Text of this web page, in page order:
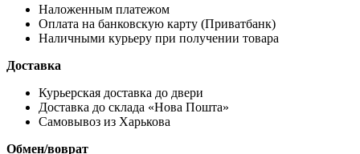
Наложенным платежом
Оплата на банковскую карту (Приватбанк)
Наличными курьеру при получении товара
Доставка
Курьерская доставка до двери
Доставка до склада «Нова Пошта»
Самовывоз из Харькова
Обмен/воврат